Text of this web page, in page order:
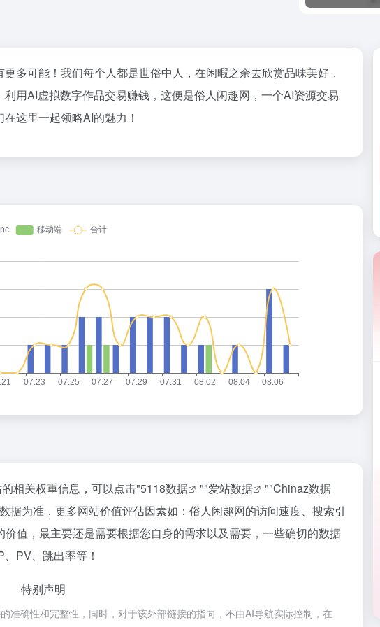
多可能！我们每个人都是世俗中人，在闲暇之余去欣赏品味美好，
用AI虚拟数字作品交易赚钱，这便是俗人闲趣网，一个AI资源交易
这里一起领略AI的魅力！
相关权重信息，可以点击"5118数据 ""爱站数据 ""Chinaz数据
据为准，更多网站价值评估因素如：俗人闲趣网的访问速度、搜索引
值，最主要还是需要根据您自身的需求以及需要，一些确切的数据
PV、跳出率等！
特别声明
准确性和完整性，同时，对于该外部链接的指向，不由AI导航实际控制，在